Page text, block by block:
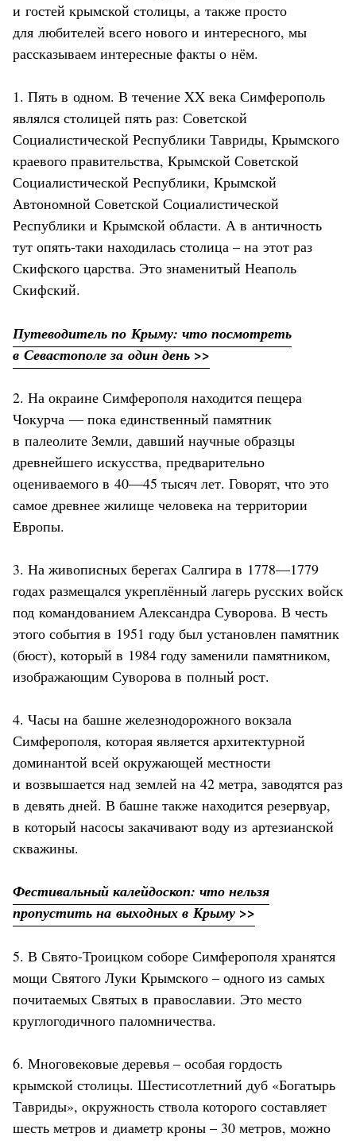
и гостей крымской столицы, а также просто
для любителей всего нового и интересного, мы
рассказываем интересные факты о нём.
1. Пять в одном. В течение XX века Симферополь
являлся столицей пять раз: Советской
Социалистической Республики Тавриды, Крымского
краевого правительства, Крымской Советской
Социалистической Республики, Крымской
Автономной Советской Социалистической
Республики и Крымской области. А в античность
тут опять-таки находилась столица – на этот раз
Скифского царства. Это знаменитый Неаполь
Скифский.
Путеводитель по Крыму: что посмотреть
в Севастополе за один день >>
2. На окраине Симферополя находится пещера
Чокурча — пока единственный памятник
в палеолите Земли, давший научные образцы
древнейшего искусства, предварительно
оцениваемого в 40—45 тысяч лет. Говорят, что это
самое древнее жилище человека на территории
Европы.
3. На живописных берегах Салгира в 1778—1779
годах размещался укреплённый лагерь русских войск
под командованием Александра Суворова. В честь
этого события в 1951 году был установлен памятник
(бюст), который в 1984 году заменили памятником,
изображающим Суворова в полный рост.
4. Часы на башне железнодорожного вокзала
Симферополя, которая является архитектурной
доминантой всей окружающей местности
и возвышается над землей на 42 метра, заводятся раз
в девять дней. В башне также находится резервуар,
в который насосы закачивают воду из артезианской
скважины.
Фестивальный калейдоскоп: что нельзя
пропустить на выходных в Крыму >>
5. В Свято-Троицком соборе Симферополя хранятся
мощи Святого Луки Крымского – одного из самых
почитаемых Святых в православии. Это место
круглогодичного паломничества.
6. Многовековые деревья – особая гордость
крымской столицы. Шестисотлетний дуб «Богатырь
Тавриды», окружность ствола которого составляет
шесть метров и диаметр кроны – 30 метров, можно